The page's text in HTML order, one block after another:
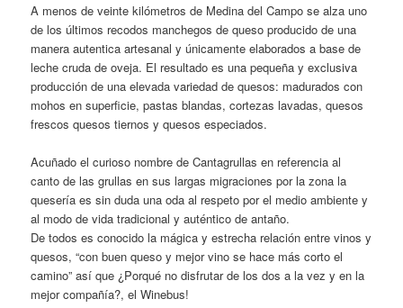
A menos de veinte kilómetros de Medina del Campo se alza uno
de los últimos recodos manchegos de queso producido de una
manera autentica artesanal y únicamente elaborados a base de
leche cruda de oveja. El resultado es una pequeña y exclusiva
producción de una elevada variedad de quesos: madurados con
mohos en superficie, pastas blandas, cortezas lavadas, quesos
frescos quesos tiernos y quesos especiados.
Acuñado el curioso nombre de Cantagrullas en referencia al
canto de las grullas en sus largas migraciones por la zona la
quesería es sin duda una oda al respeto por el medio ambiente y
al modo de vida tradicional y auténtico de antaño.
De todos es conocido la mágica y estrecha relación entre vinos y
quesos, “con buen queso y mejor vino se hace más corto el
camino” así que ¿Porqué no disfrutar de los dos a la vez y en la
mejor compañía?, el Winebus!